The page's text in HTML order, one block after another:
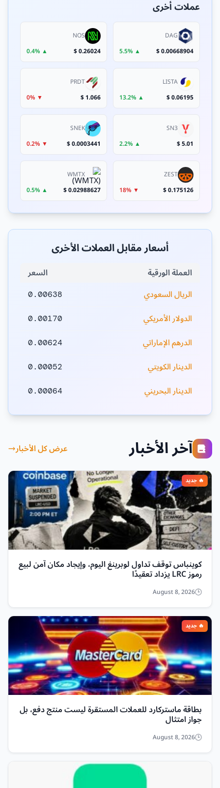
عملات أخرى
DAG
0.00668904 $
▲ 5.5%
NOS
0.26024 $
▲ 0.4%
LISTA
0.06195 $
▲ 13.2%
PRDT
1.066 $
▼ 0%
SN3
5.01 $
▲ 2.2%
SNEK
0.0003441 $
▼ 0.2%
ZEST
0.175126 $
▼ 18%
WMTX
0.02988627 $
▲ 0.5%
أسعار مقابل العملات الأخرى
العملة الورقية
السعر
الريال السعودي
0.00638
الدولار الأمريكي 0.00170
الدرهم الإماراتي 0.00624
الدينار الكويتي 0.00052
الدينار البحريني 0.00064
آخر الأخبار عرض كل الأخبار
كوينباس توقف تداول لوبرينغ اليوم، وإيجاد مكان آمن لبيع
رموز LRC يزداد تعقيدًا
August 8, 2026
بطاقة ماستركارد للعملات المستقرة ليست منتج دفع، بل
جواز امتثال
August 8, 2026